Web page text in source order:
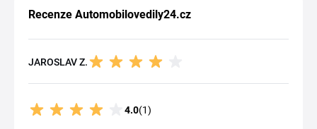
Recenze Automobilovedily24.cz
JAROSLAV Z.
4.0(1)